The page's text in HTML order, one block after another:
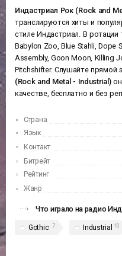
Индастриал Рок (Rock and
транслируются хиты и
стиле Индастриал. В ротации
Babylon Zoo, Blue Stahli, Dope
Assembly, Goon Moon, Killing
Pitchshifter. Слушайте прямой
(Rock and Metal - Industrial)
качестве, бесплатно и без
Страна
Язык
Контакт
Битрейт
Рейтинг
Жанр
Что играло на радио
Gothic 7 Industrial 10